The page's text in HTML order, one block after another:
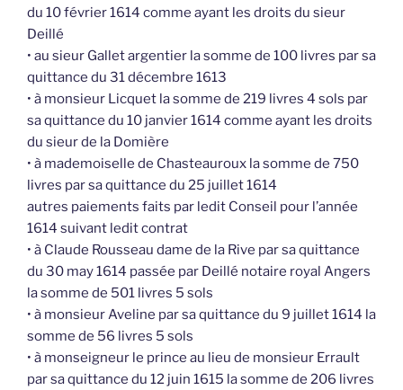
du 10 février 1614 comme ayant les droits du sieur
Deillé
• au sieur Gallet argentier la somme de 100 livres par sa
quittance du 31 décembre 1613
• à monsieur Licquet la somme de 219 livres 4 sols par
sa quittance du 10 janvier 1614 comme ayant les droits
du sieur de la Domière
• à mademoiselle de Chasteauroux la somme de 750
livres par sa quittance du 25 juillet 1614
autres paiements faits par ledit Conseil pour l’année
1614 suivant ledit contrat
• à Claude Rousseau dame de la Rive par sa quittance
du 30 may 1614 passée par Deillé notaire royal Angers
la somme de 501 livres 5 sols
• à monsieur Aveline par sa quittance du 9 juillet 1614 la
somme de 56 livres 5 sols
• à monseigneur le prince au lieu de monsieur Errault
par sa quittance du 12 juin 1615 la somme de 206 livres